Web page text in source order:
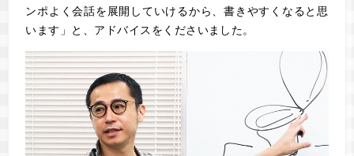
ンポよく会話を展開していけるから、書きやすくなると思
います」と、アドバイスをくださいました。